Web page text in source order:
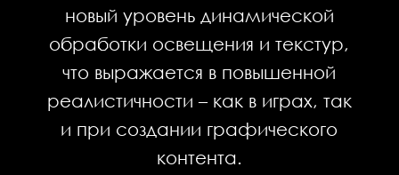
новый уровень динамической
обработки освещения и текстур,
что выражается в повышенной
реалистичности – как в играх, так
и при создании графического
контента.